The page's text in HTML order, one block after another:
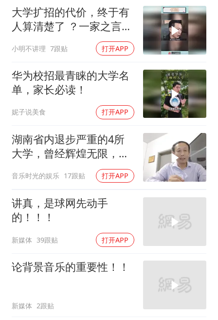
胡彦斌获《歌手2026》歌王
老人离世案亲属质疑记录仪
38岁演员求职万岁山NPC成功
夯实基础开新局
大学扩招的代价，终于有
人算清楚了 ？一家之言仅
小明不讲理 7跟贴 打开APP
华为校招最青睐的大学名
单，家长必读！
妮子说美食 打开APP
湖南省内退步严重的4所
大学，曾经辉煌无限，现
音乐时光的娱乐 17跟贴 打开APP
讲真，是球网先动手
的！！！
新媒体 39跟贴 打开APP
论背景音乐的重要性！！
新媒体 2跟贴